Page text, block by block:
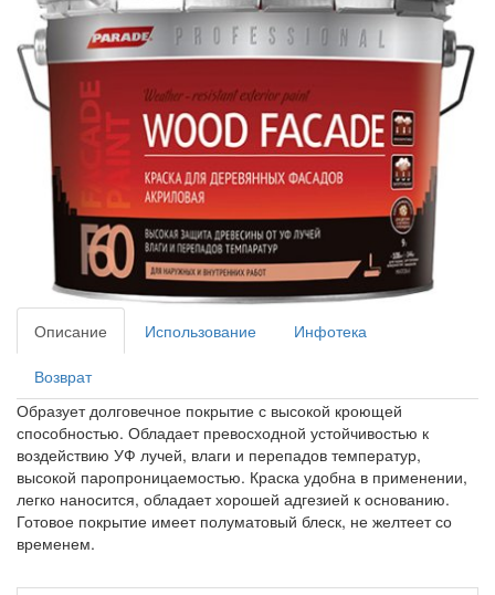
Описание Использование Инфотека
Возврат
Образует долговечное покрытие с высокой кроющей
способностью. Обладает превосходной устойчивостью к
воздействию УФ лучей, влаги и перепадов температур,
высокой паропроницаемостью. Краска удобна в применении,
легко наносится, обладает хорошей адгезией к основанию.
Готовое покрытие имеет полуматовый блеск, не желтеет со
временем.